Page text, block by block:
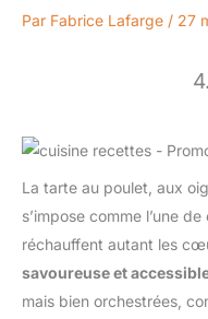
Par Fabrice Lafarge / 27
La tarte au poulet, aux
s’impose comme l’une
réchauffent autant les
savoureuse et
mais bien orchestrées,